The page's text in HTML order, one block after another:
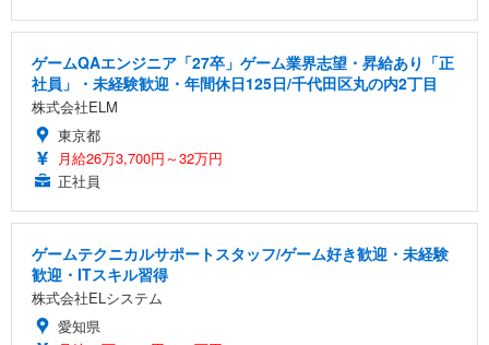
ゲームQAエンジニア「27卒」ゲーム業界志望・昇給あり「正
社員」・未経験歓迎・年間休日125日/千代田区丸の内2丁目
株式会社ELM
東京都
月給26万3,700円～32万円
正社員
ゲームテクニカルサポートスタッフ/ゲーム好き歓迎・未経験
歓迎・ITスキル習得
株式会社ELシステム
愛知県